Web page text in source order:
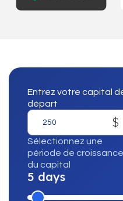
Entrez votre capital
départ
$
Sélectionnez une
période de croissance
du capital
5 days